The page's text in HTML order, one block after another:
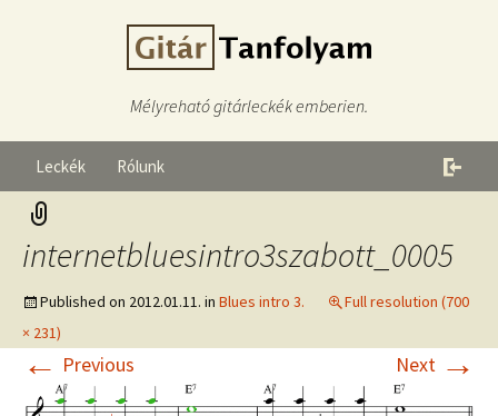
Mélyreható gitárleckék emberien.
Leckék Rólunk
internetbluesintro3szabott_0005
Published on 2012.01.11. in Blues intro 3.
Full resolution (700
× 231)
← Previous Next →